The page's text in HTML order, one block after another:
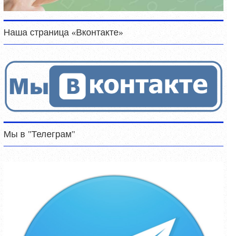
Наша страница «Вконтакте»
Мы в "Телеграм"